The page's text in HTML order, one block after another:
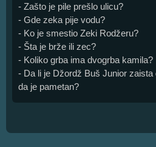
- Zašto je pile prešlo ulicu?
- Gde zeka pije vodu?
- Ko je smestio Zeki Rodžeru?
- Šta je brže ili zec?
- Koliko grba ima dvogrba kamila?
- Da li je Džordž Buš Junior
da je pametan?